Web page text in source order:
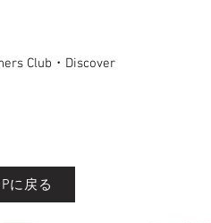
Club・Discover
に戻る